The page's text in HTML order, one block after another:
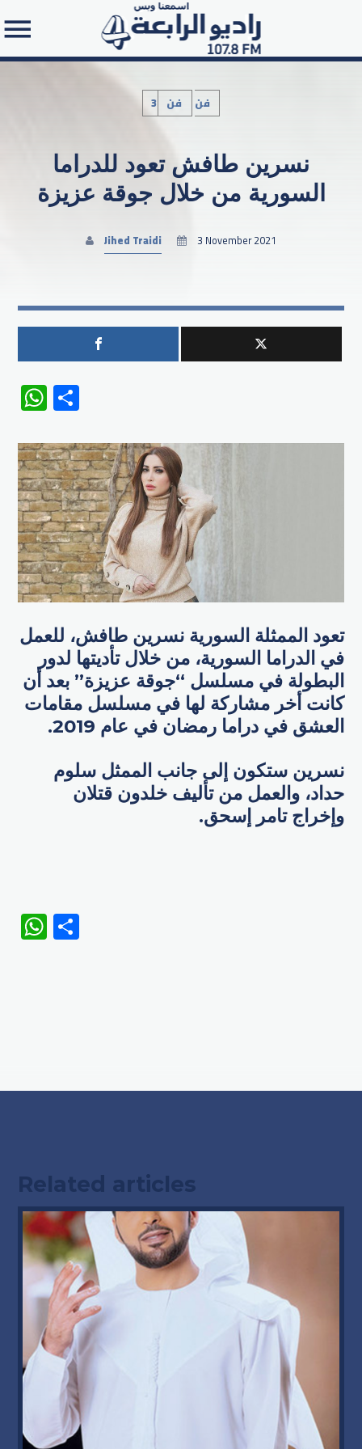
Search in the website:
3فن فن
نسرين طافش تعود للدراما
السورية من خلال جوقة عزيزة
Jihed Traidi 3 November 2021
WhatsApp
تعود الممثلة السورية ​نسرين طافش، للعمل
في الدراما السورية، من خلال تأديتها لدور
البطولة في مسلسل “جوقة عزيزة” بعد أن
كانت أخر مشاركة لها في مسلسل مقامات
العشق في دراما رمضان في عام 2019.
نسرين ستكون إلى جانب الممثل سلوم
حداد، والعمل من تأليف خلدون قتلان
وإخراج تامر إسحق.
WhatsApp
Related articles